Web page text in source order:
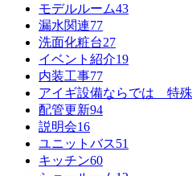
モデルルーム43
漏水関連77
洗面化粧台27
イベント紹介19
内装工事77
アイギ設備ならでは 特
配管更新94
説明会16
ユニットバス51
キッチン60